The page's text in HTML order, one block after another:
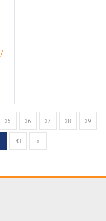
35 36 37 38 39
43 »